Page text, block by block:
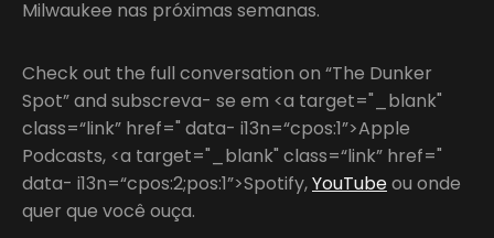
Milwaukee nas próximas semanas.
Check out the full conversation on “The Dunker
Spot” and subscreva- se em <a target="_blank"
class=“link” href=" data- i13n=“cpos:1”>Apple
Podcasts, <a target="_blank" class=“link” href="
data- i13n=“cpos:2;pos:1”>Spotify,YouTubeou onde
quer que você ouça.